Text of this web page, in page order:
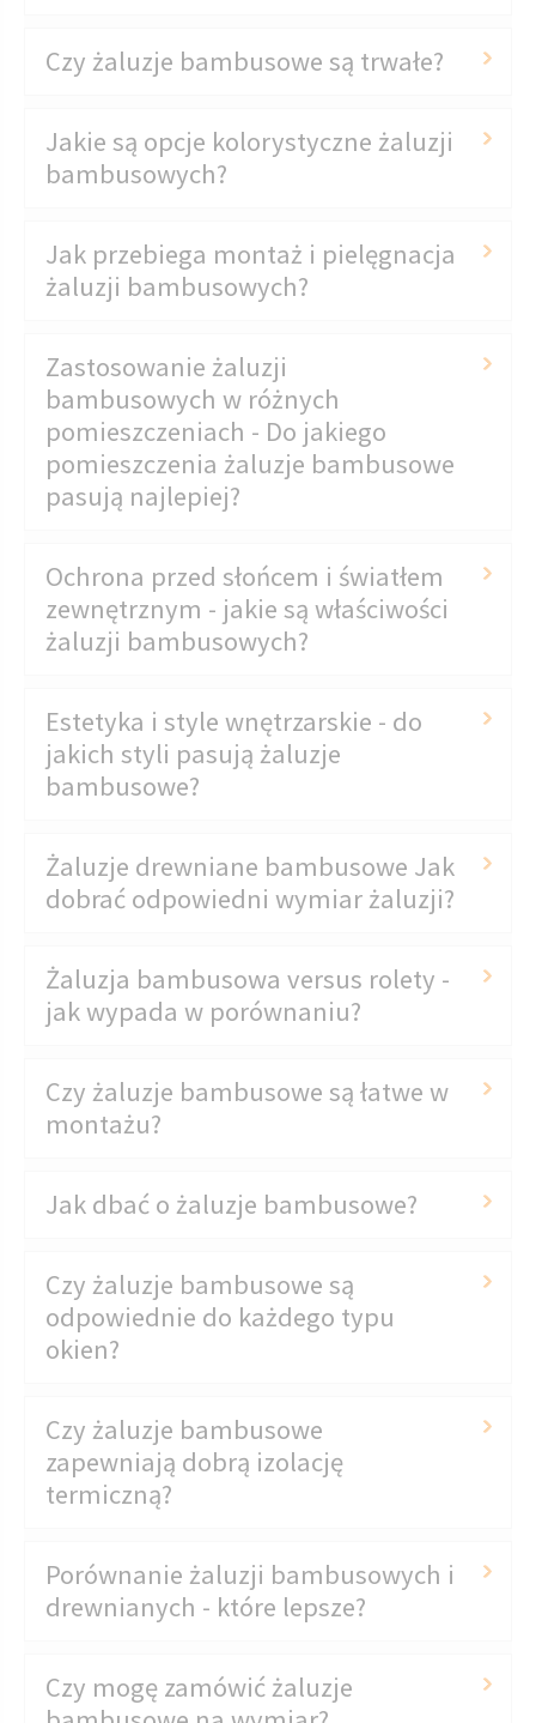
Czy żaluzje bambusowe są trwałe?
Jakie są opcje kolorystyczne żaluzji
bambusowych?
Jak przebiega montaż i pielęgnacja
żaluzji bambusowych?
Zastosowanie żaluzji
bambusowych w różnych
pomieszczeniach - Do jakiego
pomieszczenia żaluzje bambusowe
pasują najlepiej?
Ochrona przed słońcem i światłem
zewnętrznym - jakie są właściwości
żaluzji bambusowych?
Estetyka i style wnętrzarskie - do
jakich styli pasują żaluzje
bambusowe?
Żaluzje drewniane bambusowe Jak
dobrać odpowiedni wymiar żaluzji?
Żaluzja bambusowa versus rolety -
jak wypada w porównaniu?
Czy żaluzje bambusowe są łatwe w
montażu?
Jak dbać o żaluzje bambusowe?
Czy żaluzje bambusowe są
odpowiednie do każdego typu
okien?
Czy żaluzje bambusowe
zapewniają dobrą izolację
termiczną?
Porównanie żaluzji bambusowych i
drewnianych - które lepsze?
Czy mogę zamówić żaluzje